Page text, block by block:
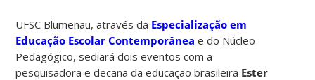
UFSC Blumenau, através da Especialização em
Educação Escolar Contemporânea e do Núcleo
Pedagógico, sediará dois eventos com a
pesquisadora e decana da educação brasileira Ester